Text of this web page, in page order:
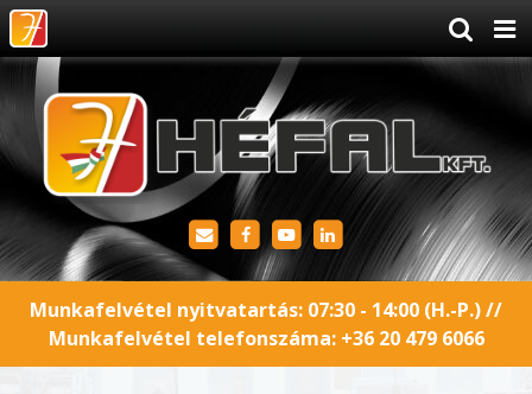
Munkafelvétel nyitvatartás: 07:30 - 14:00 (H.-P.) //
Munkafelvétel telefonszáma: +36 20 479 6066